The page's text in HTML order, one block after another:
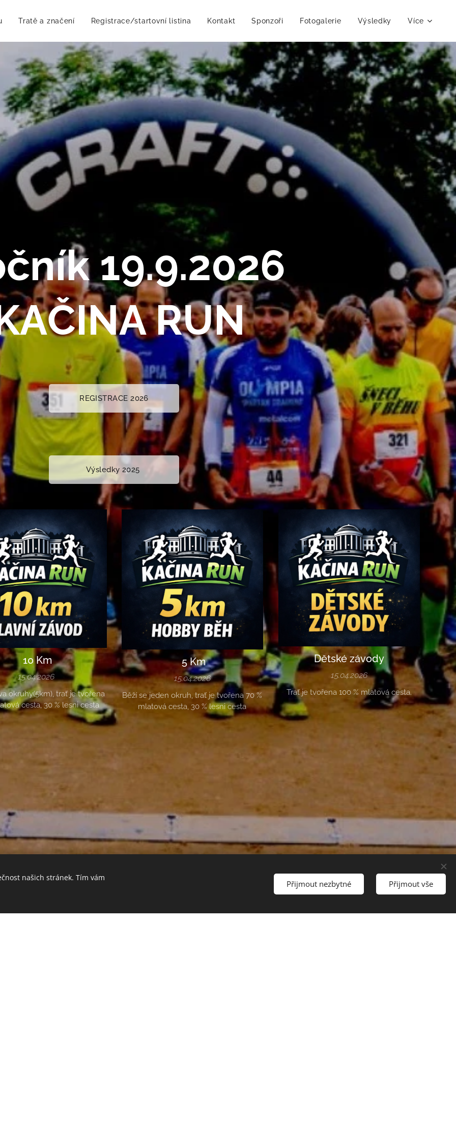
Tratě a značení Registrace/startovní listina Kontakt Sponzoři Fotogalerie Výsledky Více
19.9.2026
RUN
REGISTRACE 2026
Výsledky 2025
10 Km
15.04.2026
okruhy(5km), trať je tvořena
cesta, 30 % lesni cesta
5 Km
15.04.2026
Běží se jeden okruh, trať je tvořena 70 %
mlatová cesta, 30 % lesni cesta
Dětské závody
15.04.2026
Trať je tvořena 100 % mlatová cesta.
našich stránek. Tím vám
Přijmout nezbytné Přijmout vše